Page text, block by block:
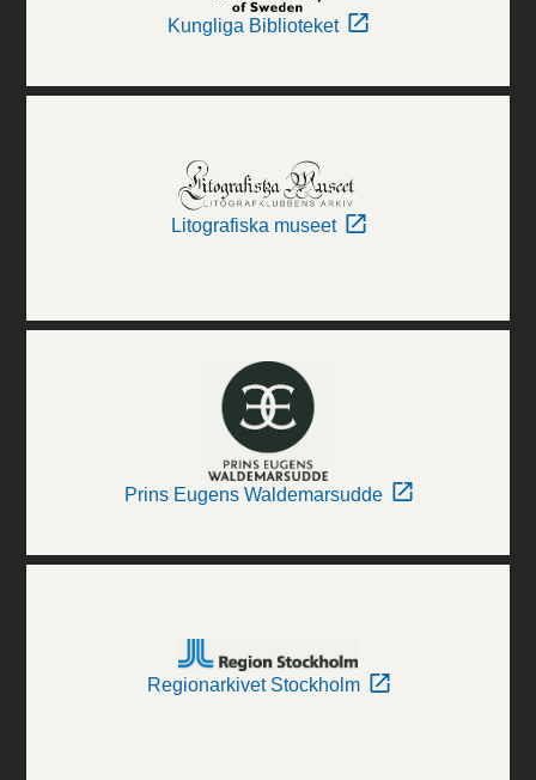
Kungliga Biblioteket
Litografiska museet
Prins Eugens Waldemarsudde
Regionarkivet Stockholm